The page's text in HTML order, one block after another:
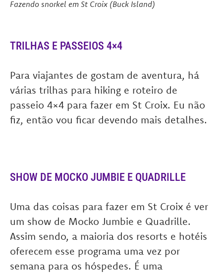
Fazendo snorkel em St Croix (Buck Island)
TRILHAS E PASSEIOS 4×4
Para viajantes de gostam de aventura, há
várias trilhas para hiking e roteiro de
passeio 4×4 para fazer em St Croix. Eu não
fiz, então vou ficar devendo mais detalhes.
SHOW DE MOCKO JUMBIE E QUADRILLE
Uma das coisas para fazer em St Croix é ver
um show de Mocko Jumbie e Quadrille.
Assim sendo, a maioria dos resorts e hotéis
oferecem esse programa uma vez por
semana para os hóspedes. É uma